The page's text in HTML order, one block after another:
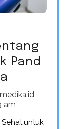
Pand
am
Sehat untuk